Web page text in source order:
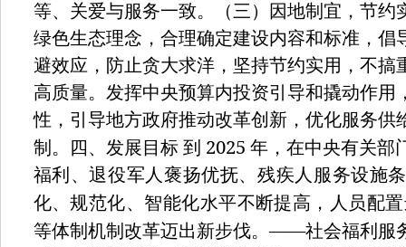
等、关爱与服务一致。（三）因地制宜，节约
绿色生态理念，合理确定建设内容和标准，倡
避效应，防止贪大求洋，坚持节约实用，不搞
高质量。发挥中央预算内投资引导和撬动作用
性，引导地方政府推动改革创新，优化服务供
制。四、发展目标 到 2025 年，在中央有关部
福利、退役军人褒扬优抚、残疾人服务设施
化、规范化、智能化水平不断提高，人员配
等体制机制改革迈出新步伐。——社会福利服